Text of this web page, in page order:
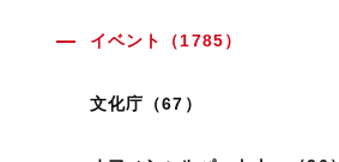
イベント（1785）
文化庁（67）